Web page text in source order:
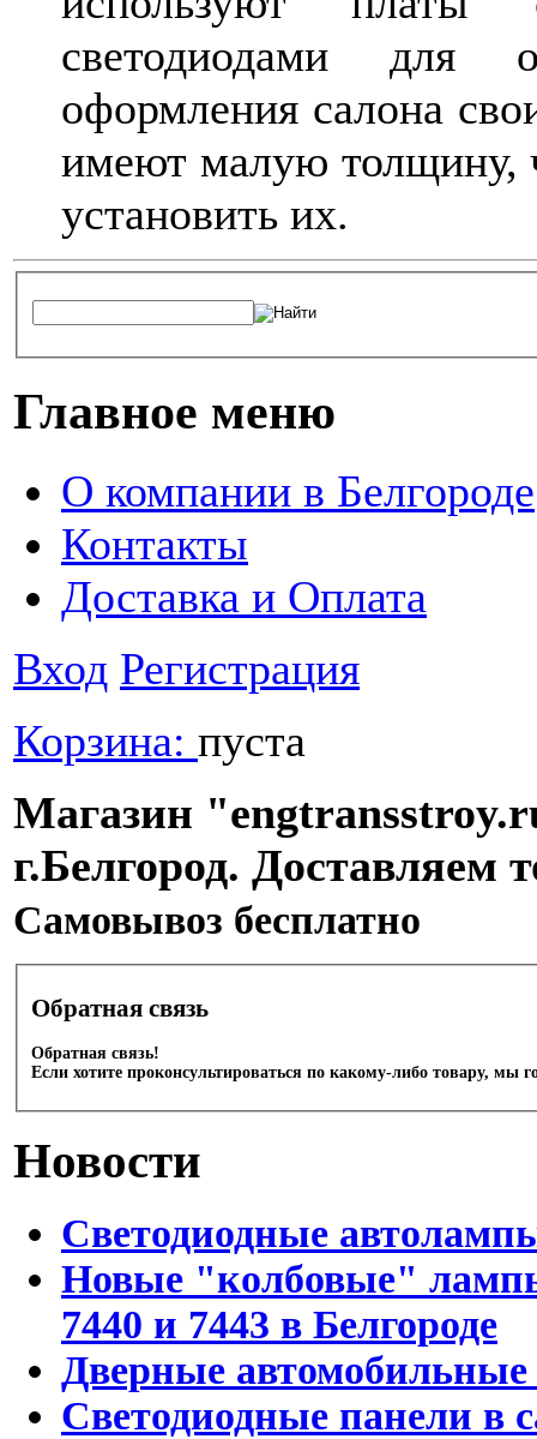
светодиодами для
оформления салона
имеют малую толщину,
установить их.
Главное меню
О компании в Белгороде
Контакты
Доставка и Оплата
Вход Регистрация
Корзина: пуста
Магазин
г.Белгород. Доставляем
Cамовывоз бесплатно
Обратная связь
Обратная связь!
Если хотите проконсультироваться по какому-либо товару, мы
Новости
Светодиодные
Новые "колбовые"
7440 и 7443 в Белгороде
Дверные автомобильные
Светодиодные панели в